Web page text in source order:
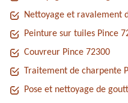
Nettoyage et ravalement
Peinture sur tuiles Pince
Couvreur Pince 72300
Traitement de charpente
Pose et nettoyage de